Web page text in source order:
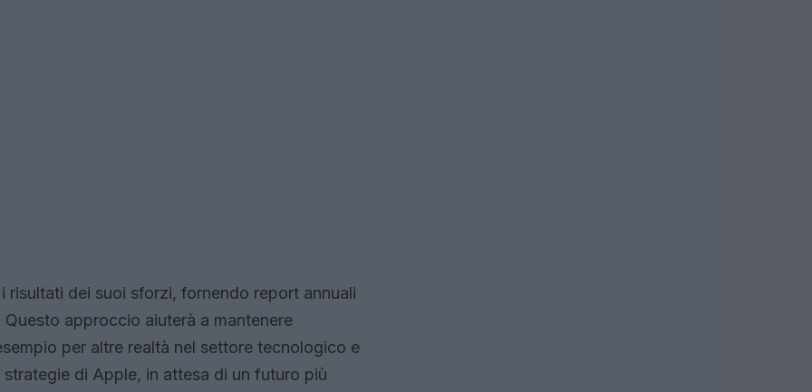
dei suoi sforzi, fornendo report annuali
Questo approccio aiuterà a mantenere
per altre realtà nel settore tecnologico e
di Apple, in attesa di un futuro più